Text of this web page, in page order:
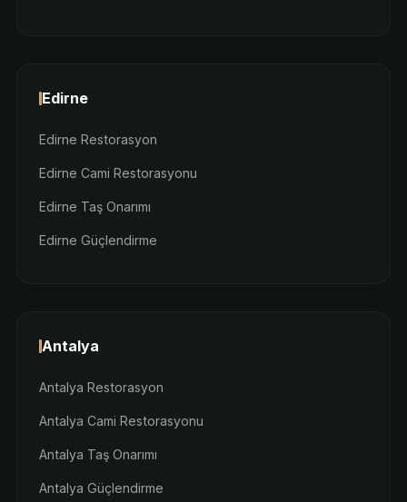
Edirne
Edirne Restorasyon
Edirne Cami Restorasyonu
Edirne Taş Onarımı
Edirne Güçlendirme
Antalya
Antalya Restorasyon
Antalya Cami Restorasyonu
Antalya Taş Onarımı
Antalya Güçlendirme